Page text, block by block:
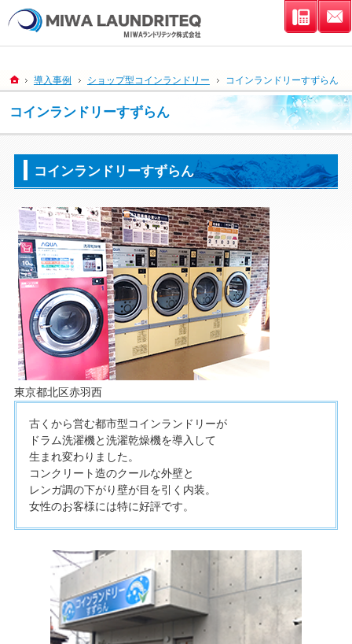
コインランドリーすずらん
コインランドリーすずらん
東京都北区赤羽西
古くから営む都市型コインランドリーが
ドラム洗濯機と洗濯乾燥機を導入して
生まれ変わりました。
コンクリート造のクールな外壁と
レンガ調の下がり壁が目を引く内装。
女性のお客様には特に好評です。
連絡先
ホーム
導入事例 ショップ型コインランドリー コインランドリーすずらん